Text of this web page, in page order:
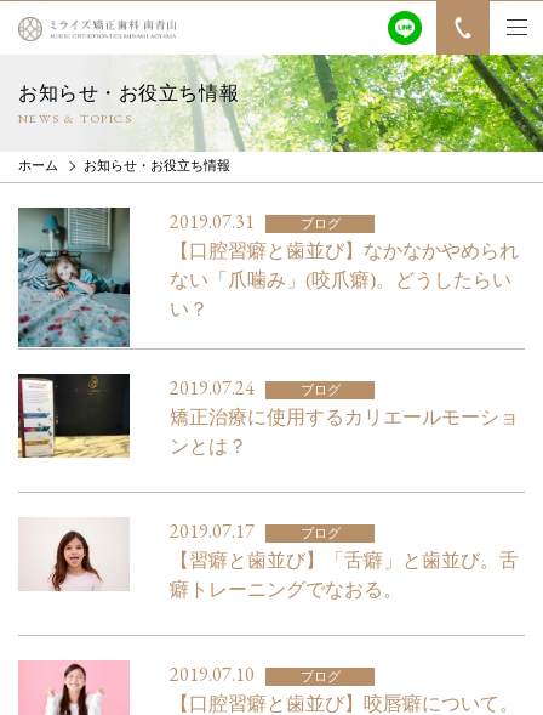
お知らせ・お役立ち情報
NEWS & TOPICS
ホーム お知らせ・お役立ち情報
2019.07.31 ブログ
【口腔習癖と歯並び】なかなかやめられ
ない「爪噛み」(咬爪癖)。どうしたらい
い？
2019.07.24 ブログ
矯正治療に使用するカリエールモーショ
ンとは？
2019.07.17 ブログ
【習癖と歯並び】「舌癖」と歯並び。舌
癖トレーニングでなおる。
2019.07.10 ブログ
【口腔習癖と歯並び】咬唇癖について。